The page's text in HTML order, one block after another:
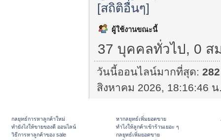
[สถิติอื่นๆ]
ผู้ใช้งานขณะนี้
37 บุคคลทั่วไป, 0 ส
วันนี้ออนไลน์มากที่สุด:282
สิงหาคม 2026, 18:16:46 น
กลยุทธ์การหาลูกค้าใหม่
ทํายังไงให้ขายของดี ออนไลน์
วิธีการหาลูกค้าของ sale
หากลยุทธ์เพิ่มยอดขาย
ทําไงให้ลูกค้าเข้าร้านเยอะ ๆ
กลยุทธ์เพิ่มยอดขาย